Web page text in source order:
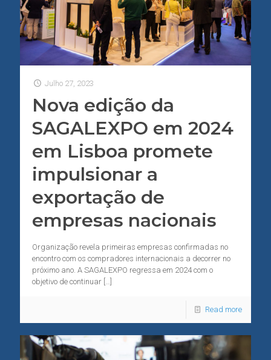
Julho 27, 2023
Nova edição da
SAGALEXPO em 2024
em Lisboa promete
impulsionar a
exportação de
empresas nacionais
Organização revela primeiras empresas confirmadas no
encontro com os compradores internacionais a decorrer no
próximo ano. A SAGALEXPO regressa em 2024 com o
objetivo de continuar […]
Read more